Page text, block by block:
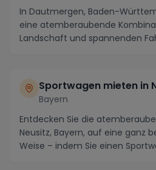
In Dautmergen, Baden-
eine atemberaubende
Landschaft und spannenden
Sportwagen mieten in
Bayern
Entdecken Sie die
Neusitz, Bayern, auf eine ganz
Weise – indem Sie einen